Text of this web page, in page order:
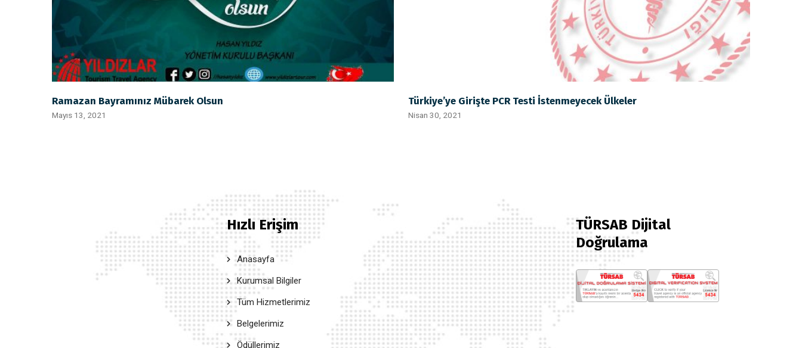
Ramazan Bayramınız Mübarek Olsun
Mayıs 13, 2021
Türkiye’ye Girişte PCR Testi İstenmeyecek Ülkeler
Nisan 30, 2021
Hızlı Erişim
Anasayfa
Kurumsal Bilgiler
Tüm Hizmetlerimiz
Belgelerimiz
Ödüllerimiz
TÜRSAB Dijital
Doğrulama